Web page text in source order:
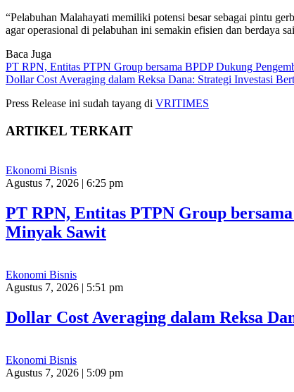
“Pelabuhan Malahayati memiliki potensi besar sebagai pintu
agar operasional di pelabuhan ini semakin efisien dan berdaya
Baca Juga
PT RPN, Entitas PTPN Group bersama BPDP Dukung
Dollar Cost Averaging dalam Reksa Dana: Strategi Investasi
Press Release ini sudah tayang di VRITIMES
ARTIKEL TERKAIT
Ekonomi Bisnis
Agustus 7, 2026 | 6:25 pm
PT RPN, Entitas PTPN Group
Minyak Sawit
Ekonomi Bisnis
Agustus 7, 2026 | 5:51 pm
Dollar Cost Averaging dalam Reksa
Ekonomi Bisnis
Agustus 7, 2026 | 5:09 pm